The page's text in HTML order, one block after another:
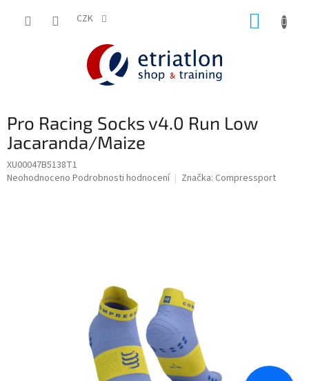
CZK
Pro Racing Socks v4.0 Run Low
Jacaranda/Maize
XU00047B5138T1
Průměrné
Neohodnoceno Podrobnosti hodnocení Značka: Compressport
shop.etriatlon.cz - Chat